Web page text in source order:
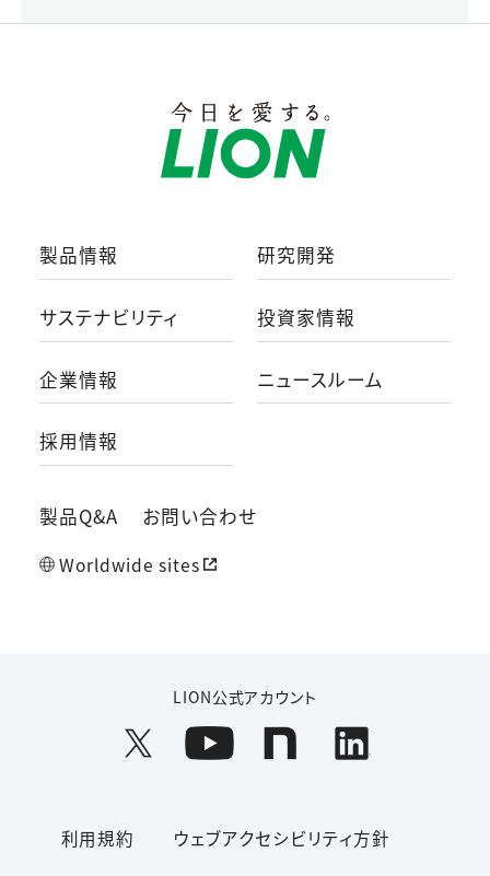
製品情報 研究開発
サステナビリティ 投資家情報
企業情報 ニュースルーム
採用情報
製品Q&A お問い合わせ
Worldwide sites
LION公式アカウント
利用規約
ウェブアクセシビリティ方針